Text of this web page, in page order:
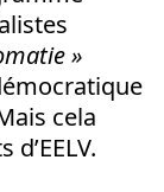
»
cela